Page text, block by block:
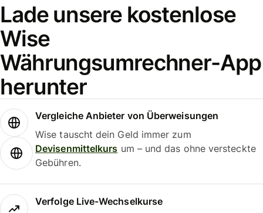
Lade unsere kostenlose
Wise
Währungsumrechner-App
herunter
Vergleiche Anbieter von Überweisungen
Wise tauscht dein Geld immer zum
Devisenmittelkurs um – und das ohne versteckte
Gebühren.
Verfolge Live-Wechselkurse